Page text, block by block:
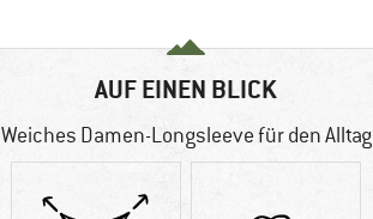
AUF EINEN BLICK
Weiches Damen-Longsleeve für den Alltag